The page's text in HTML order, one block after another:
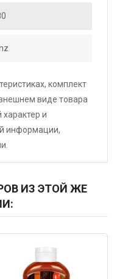
комплект
виде товара
и
информации,
ИЗ ЭТОЙ ЖЕ